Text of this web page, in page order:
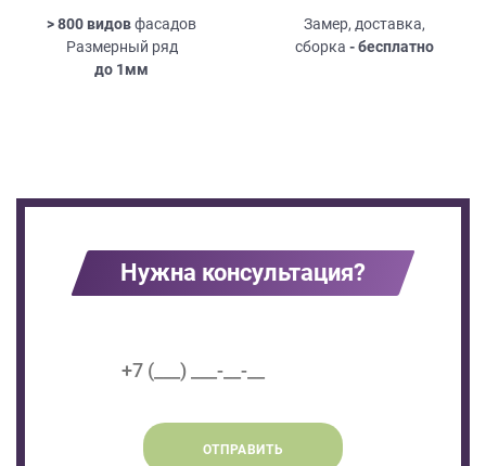
> 800 видовфасадов
Размерный ряд
до 1мм
Замер, доставка,
сборка - бесплатно
Нужна консультация?
ОТПРАВИТЬ